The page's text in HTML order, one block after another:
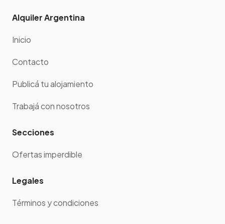
Alquiler Argentina
Inicio
Contacto
Publicá tu alojamiento
Trabajá con nosotros
Secciones
Ofertas imperdible
Legales
Términos y condiciones